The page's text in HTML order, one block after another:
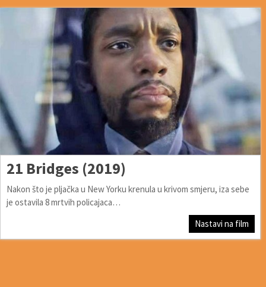
21 Bridges (2019)
Nakon što je pljačka u New Yorku krenula u krivom smjeru, iza sebe
je ostavila 8 mrtvih policajaca…
Nastavi na film